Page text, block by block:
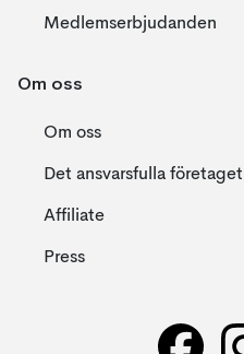
Medlemserbjudanden
Om oss
Om oss
Det ansvarsfulla företaget
Affiliate
Press